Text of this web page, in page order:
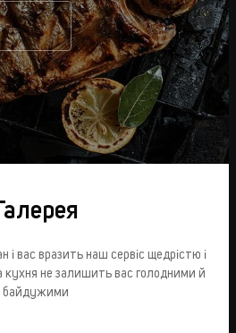
і вас вразить наш сервіс щедрістю і
кухня не залишить вас голодними й
байдужими